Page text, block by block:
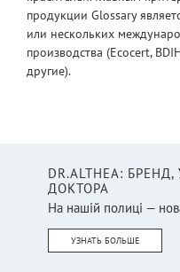
продукции Glossary
или нескольких
производства (Ecocert,
другие).
DR.ALTHEA:
ДОКТОРА
На нашій полиці —
УЗНАТЬ БОЛЬШЕ